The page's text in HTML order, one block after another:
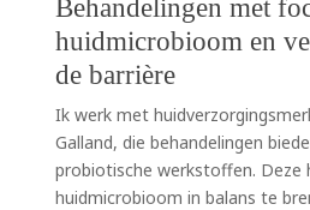
Behandelingen met
huidmicrobioom en
de barrière
Ik werk met
Galland, die behandelingen
probiotische werkstoffen. Deze
huidmicrobioom in balans te